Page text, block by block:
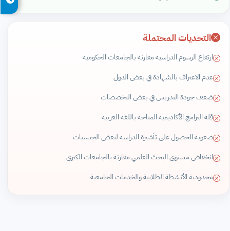
التحديات المحتملة
ارتفاع الرسوم الدراسية مقارنة بالجامعات الحكومية
عدم الاعتراف بالشهادة في بعض الدول
ضعف جودة التدريس في بعض التخصصات
قلة البرامج الأكاديمية المتاحة باللغة العربية
صعوبة الحصول على تأشيرة الدراسة لبعض الجنسيات
انخفاض مستوى البحث العلمي مقارنة بالجامعات الكبرى
محدودية الأنشطة الطلابية والخدمات الجامعية